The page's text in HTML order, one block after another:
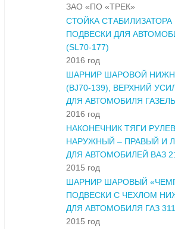
ЗАО «ПО «ТРЕК»
СТОЙКА СТАБИЛИЗАТОРА
ПОДВЕСКИ ДЛЯ
(SL70-177)
2016 год
ШАРНИР ШАРОВОЙ
(BJ70-139), ВЕРХНИЙ
ДЛЯ АВТОМОБИЛЯ ГАЗЕЛЬ
2016 год
НАКОНЕЧНИК ТЯГИ
НАРУЖНЫЙ – ПРАВЫЙ И
ДЛЯ АВТОМОБИЛЕЙ ВАЗ
2015 год
ШАРНИР ШАРОВЫЙ
ПОДВЕСКИ С ЧЕХЛОМ
ДЛЯ АВТОМОБИЛЯ ГАЗ
2015 год